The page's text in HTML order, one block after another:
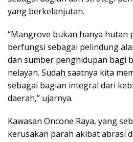
yang berkelanjutan.
“Mangrove bukan hanya hutan
berfungsi sebagai pelindung
dan sumber penghidupan bagi
nelayan. Sudah saatnya kita
sebagai bagian integral dari
daerah,” ujarnya.
Kawasan Oncone Raya, yang
kerusakan parah akibat abrasi